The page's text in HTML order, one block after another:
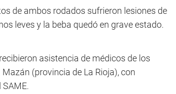
de ambos rodados sufrieron lesiones de
leves y la beba quedó en grave estado.
asistencia de médicos de los
(provincia de La Rioja), con